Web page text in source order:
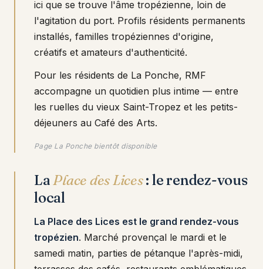
ici que se trouve l'âme tropézienne, loin de
l'agitation du port. Profils résidents permanents
installés, familles tropéziennes d'origine,
créatifs et amateurs d'authenticité.
Pour les résidents de La Ponche, RMF
accompagne un quotidien plus intime — entre
les ruelles du vieux Saint-Tropez et les petits-
déjeuners au Café des Arts.
Page La Ponche bientôt disponible
LaPlace des Lices: le rendez-vous
local
La Place des Lices est le grand rendez-vous
tropézien. Marché provençal le mardi et le
samedi matin, parties de pétanque l'après-midi,